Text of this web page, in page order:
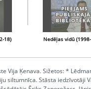
18)
PIEEJAMS
Nedēļas vidū
Vija Ķenava. Sižetos: *
siltumnīca. Stāsta iedzīvotāji